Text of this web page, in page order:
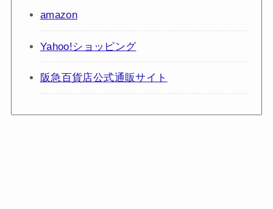
amazon
Yahoo!ショッピング
阪急百貨店公式通販サイト